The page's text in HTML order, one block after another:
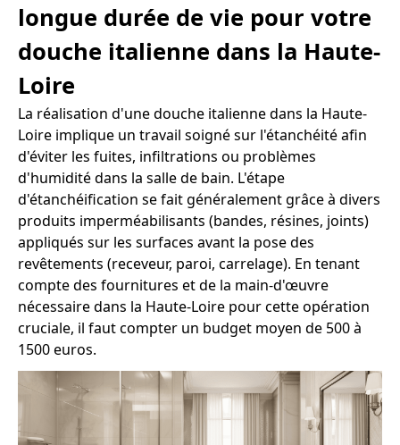
longue durée de vie pour votre
douche italienne dans la Haute-
Loire
La réalisation d'une douche italienne dans la Haute-
Loire implique un travail soigné sur l'étanchéité afin
d'éviter les fuites, infiltrations ou problèmes
d'humidité dans la salle de bain. L'étape
d'étanchéification se fait généralement grâce à divers
produits imperméabilisants (bandes, résines, joints)
appliqués sur les surfaces avant la pose des
revêtements (receveur, paroi, carrelage). En tenant
compte des fournitures et de la main-d'œuvre
nécessaire dans la Haute-Loire pour cette opération
cruciale, il faut compter un budget moyen de 500 à
1500 euros.